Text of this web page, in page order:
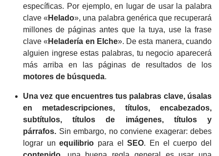
específicas. Por ejemplo, en lugar de usar la palabra
clave « Helado», una palabra genérica que recuperará
millones de páginas antes que la tuya, use la frase
clave « Heladería en Elche». De esta manera, cuando
alguien ingrese estas palabras, tu negocio aparecerá
más arriba en las páginas de resultados de los
motores de búsqueda.
Una vez que encuentres tus palabras clave, úsalas
en metadescripciones, títulos, encabezados,
subtítulos, títulos de imágenes, títulos y
párrafos. Sin embargo, no conviene exagerar: debes
lograr unequilibrio para elSEO.
En el cuerpo del